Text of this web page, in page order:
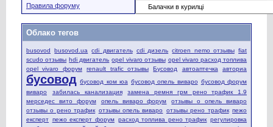
Правила форуму
Облако тегов
busovod busovod.ua cdi двигатель cdi дизель citroen nemo отзывы fiat
scudo отзывы hdi двигатель opel vivaro отзывы opel vivaro расход топлива
opel vivaro форум
renault trafic отзывы Бусовод автоаптечка авториа
бусовод бусовод ком юа бусовод опель виваро бусовод форум
виваро
забилась канализация
замена ремня грм рено трафик 1.9
мерседес вито форум
опель виваро форум
отзывы о опель виваро
отзывы о рено трафик отзывы опель виваро отзывы рено трафик пежо
експерт пежо експерт форум расход топлива рено трафик регулировка